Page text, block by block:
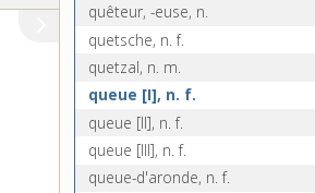
quêteur, -euse, n.
quetsche, n. f.
quetzal, n. m.
queue [I], n. f.
queue [II], n. f.
queue [III], n. f.
queue-d'aronde, n. f.